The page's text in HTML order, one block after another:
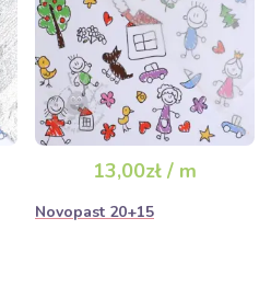
13,00zł / m
Novopast 20+15